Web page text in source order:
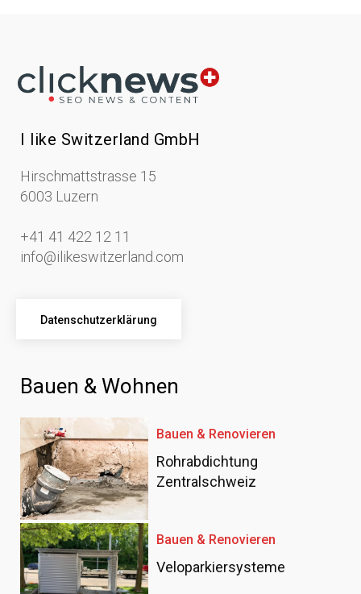
I like Switzerland GmbH
Hirschmattstrasse 15
6003 Luzern
+41 41 422 12 11
info@ilikeswitzerland.com
Datenschutzerklärung
Bauen & Wohnen
Bauen & Renovieren
Rohrabdichtung
Zentralschweiz
Bauen & Renovieren
Veloparkiersysteme